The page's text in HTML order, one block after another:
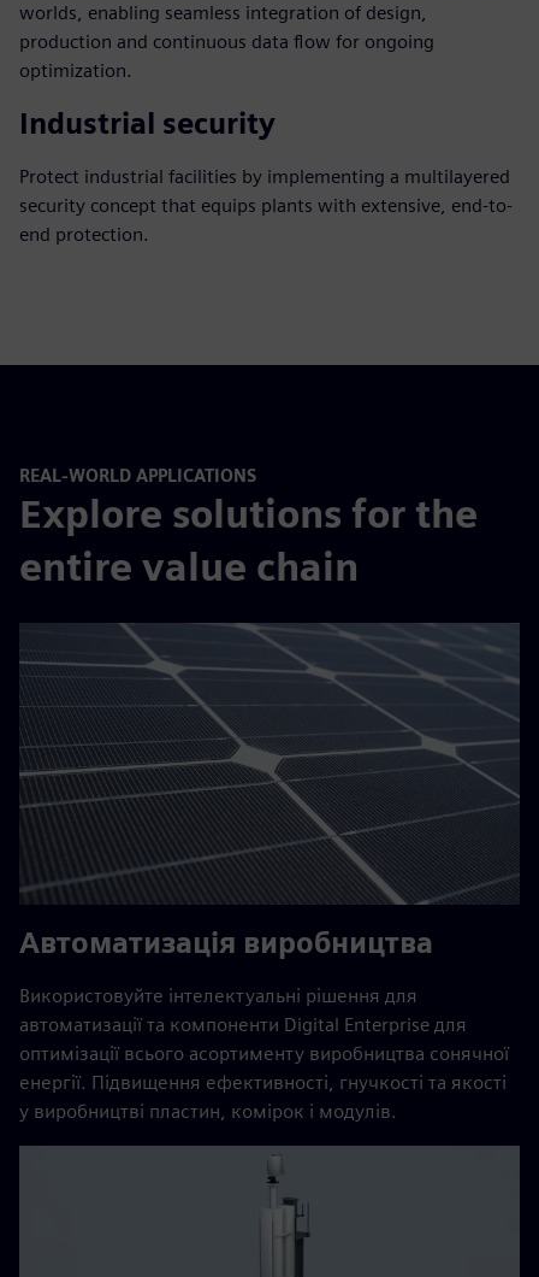
worlds, enabling seamless integration of design,
production and continuous data flow for ongoing
optimization.
Industrial security
Protect industrial facilities by implementing a multilayered
security concept that equips plants with extensive, end-to-
end protection.
REAL-WORLD APPLICATIONS
Explore solutions for the
entire value chain
Автоматизація виробництва
Використовуйте інтелектуальні рішення для
автоматизації та компоненти Digital Enterprise для
оптимізації всього асортименту виробництва сонячної
енергії. Підвищення ефективності, гнучкості та якості
у виробництві пластин, комірок і модулів.